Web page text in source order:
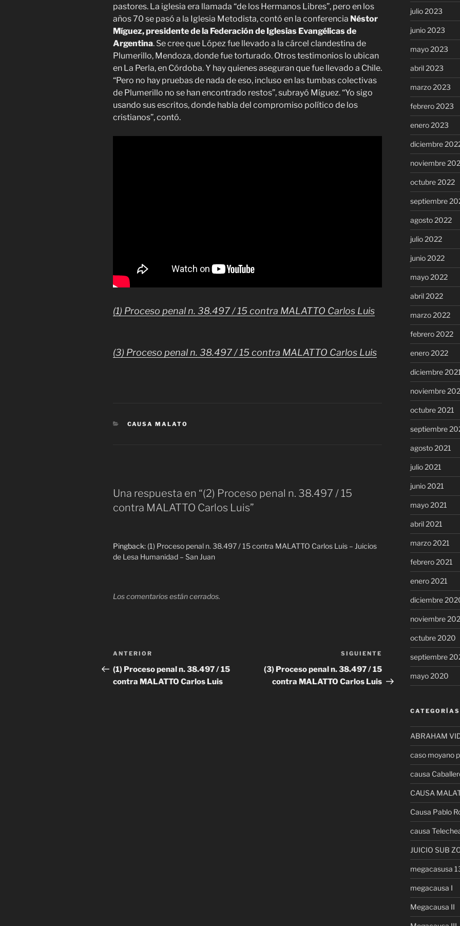
pastores. La iglesia era llamada “de los Hermanos Libres”, pero en los
años 70 se pasó a la Iglesia Metodista, contó en la conferencia Néstor
Míguez, presidente de la Federación de Iglesias Evangélicas de
Argentina. Se cree que López fue llevado a la cárcel clandestina de
Plumerillo, Mendoza, donde fue torturado. Otros testimonios lo ubican
en La Perla, en Córdoba. Y hay quienes aseguran que fue llevado a Chile.
“Pero no hay pruebas de nada de eso, incluso en las tumbas colectivas
de Plumerillo no se han encontrado restos”, subrayó Míguez. “Yo sigo
usando sus escritos, donde habla del compromiso político de los
cristianos”, contó.
(1) Proceso penal n. 38.497 / 15 contra MALATTO Carlos Luis
(3) Proceso penal n. 38.497 / 15 contra MALATTO Carlos Luis
CATEGORÍAS
CAUSA MALATO
Una respuesta en “(2) Proceso penal n. 38.497 / 15
contra MALATTO Carlos Luis”
Pingback: (1) Proceso penal n. 38.497 / 15 contra MALATTO Carlos Luis – Juicios
de Lesa Humanidad – San Juan
Los comentarios están cerrados.
Navegación
de
entradas
Entrada
anterior
ANTERIOR
(1) Proceso penal n. 38.497 / 15
contra MALATTO Carlos Luis
Siguiente
entrada
SIGUIENTE
(3) Proceso penal n. 38.497 / 15
contra MALATTO Carlos Luis
julio 2023
junio 2023
mayo 2023
abril 2023
marzo 2023
febrero 2023
enero 2023
diciembre
noviembre
octubre 2022
septiembre
agosto 2022
julio 2022
junio 2022
mayo 2022
abril 2022
marzo 2022
febrero 2022
enero 2022
diciembre 2021
noviembre
octubre 2021
septiembre
agosto 2021
julio 2021
junio 2021
mayo 2021
abril 2021
marzo 2021
febrero 2021
enero 2021
diciembre
noviembre
octubre 2020
septiembre
mayo 2020
CATEGORÍAS
ABRAHAM
caso moyano
causa
CAUSA
Causa Pablo
causa
JUICIO SUB
megacasusa
megacausa I
Megacausa II